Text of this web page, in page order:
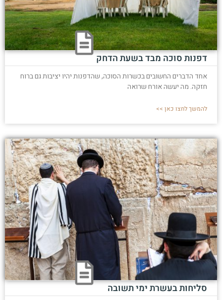
דפנות סוכה מבד בשעת הדחק
אחד הדברים החשובים בכשרות הסוכה, שהדפנות יהיו יציבות גם ברוח
חזקה. מה יעשה אורח שרואה
להמשך לחצו כאן >>
סליחות בעשרת ימי תשובה